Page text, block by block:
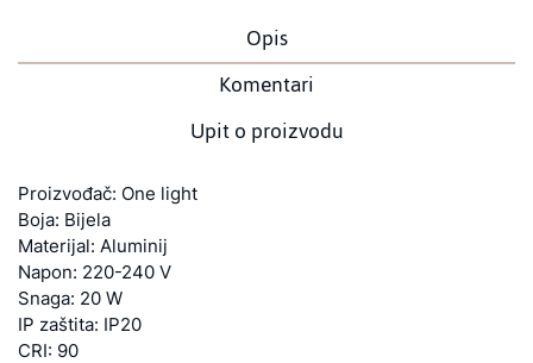
Opis
Komentari
Upit o proizvodu
Proizvođač: One light
Boja: Bijela
Materijal: Aluminij
Napon: 220-240 V
Snaga: 20 W
IP zaštita: IP20
CRI: 90